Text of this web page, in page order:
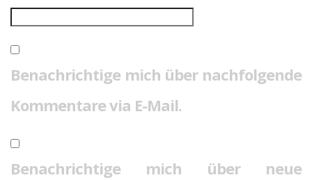
Benachrichtige mich über nachfolgende
Kommentare via E-Mail.
Benachrichtige mich über neue